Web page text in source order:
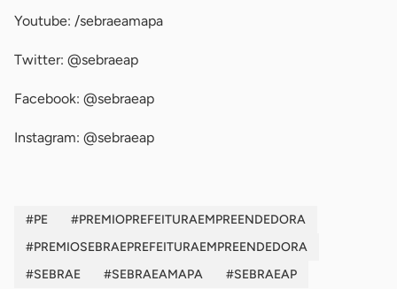
Youtube: /sebraeamapa
Twitter: @sebraeap
Facebook: @sebraeap
Instagram: @sebraeap
#PE
#PREMIOPREFEITURAEMPREENDEDORA
#PREMIOSEBRAEPREFEITURAEMPREENDEDORA
#SEBRAE
#SEBRAEAMAPA #SEBRAEAP